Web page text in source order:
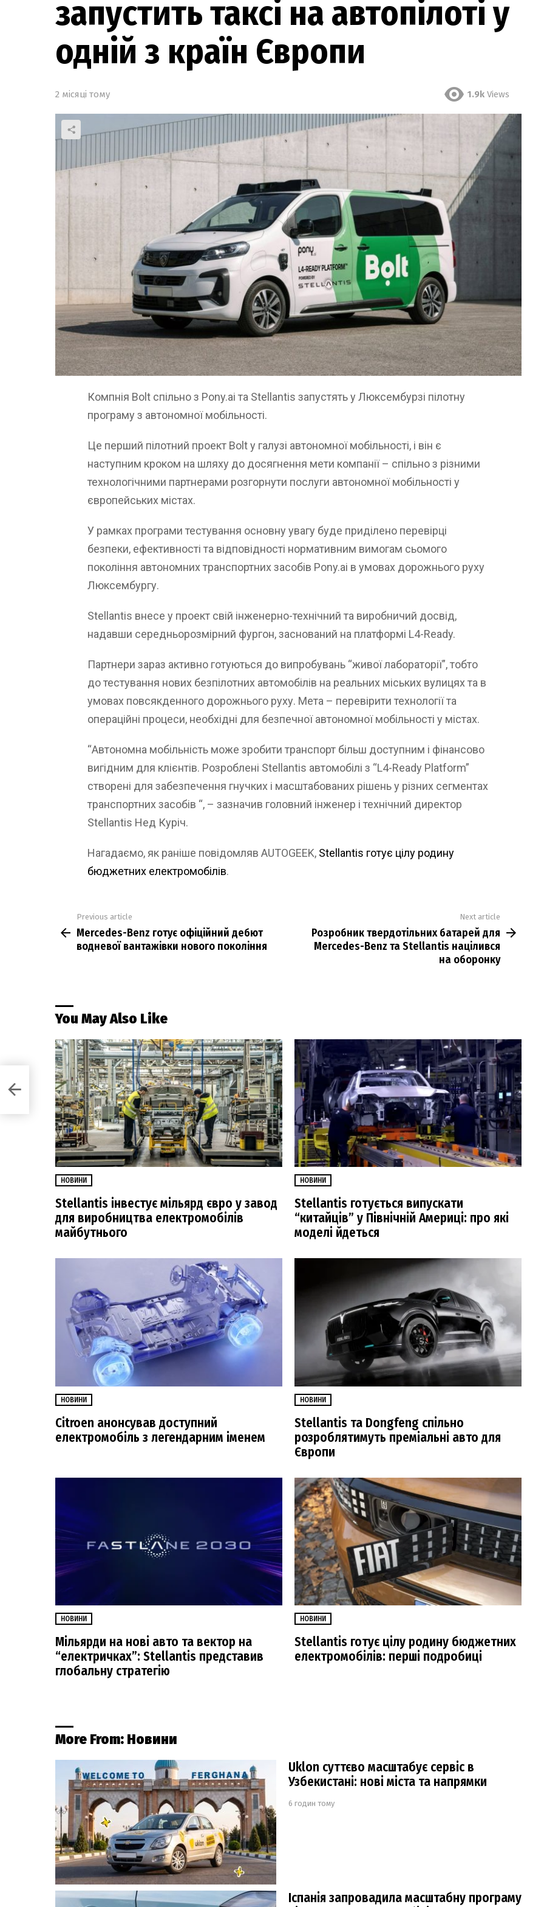
запустить таксі на автопілоті у
одній з країн Європи
2 місяці тому 1.9k Views
Компнія Bolt спільно з Pony.ai та Stellantis запустять у Люксембурзі пілотну
програму з автономної мобільності.
Це перший пілотний проект Bolt у галузі автономної мобільності, і він є
наступним кроком на шляху до досягнення мети компанії – спільно з різними
технологічними партнерами розгорнути послуги автономної мобільності у
європейських містах.
У рамках програми тестування основну увагу буде приділено перевірці
безпеки, ефективності та відповідності нормативним вимогам сьомого
покоління автономних транспортних засобів Pony.ai в умовах дорожнього руху
Люксембургу.
Stellantis внесе у проект свій інженерно-технічний та виробничий досвід,
надавши середньорозмірний фургон, заснований на платформі L4-Ready.
Партнери зараз активно готуються до випробувань “живої лабораторії”, тобто
до тестування нових безпілотних автомобілів на реальних міських вулицях та в
умовах повсякденного дорожнього руху. Мета – перевірити технології та
операційні процеси, необхідні для безпечної автономної мобільності у містах.
“Автономна мобільність може зробити транспорт більш доступним і фінансово
вигідним для клієнтів. Розроблені Stellantis автомобілі з “L4-Ready Platform”
створені для забезпечення гнучких і масштабованих рішень у різних сегментах
транспортних засобів “, – зазначив головний інженер і технічний директор
Stellantis Нед Куріч.
Нагадаємо, як раніше повідомляв AUTOGEEK, Stellantis готує цілу родину
бюджетних електромобілів.
more
Previous article
Mercedes-Benz готує офіційний дебют
водневої вантажівки нового покоління
Next article
Розробник твердотільних батарей для
Mercedes-Benz та Stellantis націлився
на оборонку
You May Also Like
НОВИНИ
Stellantis інвестує мільярд євро у завод
для виробництва електромобілів
майбутнього
НОВИНИ
Stellantis готується випускати
“китайців” у Північній Америці: про які
моделі йдеться
НОВИНИ
Citroen анонсував доступний
електромобіль з легендарним іменем
НОВИНИ
Stellantis та Dongfeng спільно
розроблятимуть преміальні авто для
Європи
НОВИНИ
Мільярди на нові авто та вектор на
“електричках”: Stellantis представив
глобальну стратегію
НОВИНИ
Stellantis готує цілу родину бюджетних
електромобілів: перші подробиці
More From: Новини
Uklon суттєво масштабує сервіс в
Узбекистані: нові міста та напрямки
6 годин тому
Іспанія запровадила масштабну програму